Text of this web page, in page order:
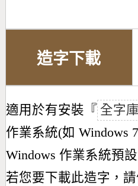
造字下載
適用於有安裝『 全字
作業系統(如 Windows
Windows 作業系統預
若您要下載此造字，